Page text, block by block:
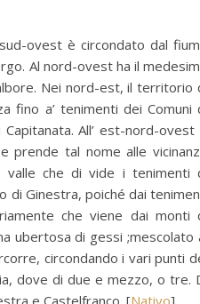
ovest è circondato dal
Al nord-ovest ha il
Nei nord-est, il territorio
fino a’ tenimenti dei Comuni
All’ est-nord-ovest
prende tal nome alle
valle che di vide i tenimenti
di Ginestra, poiché dai
che viene dai monti
ubertosa di gessi ;mescolato
circondando i vari punti
dove di due e mezzo, o tre.
Castelfranco. [Nativo]